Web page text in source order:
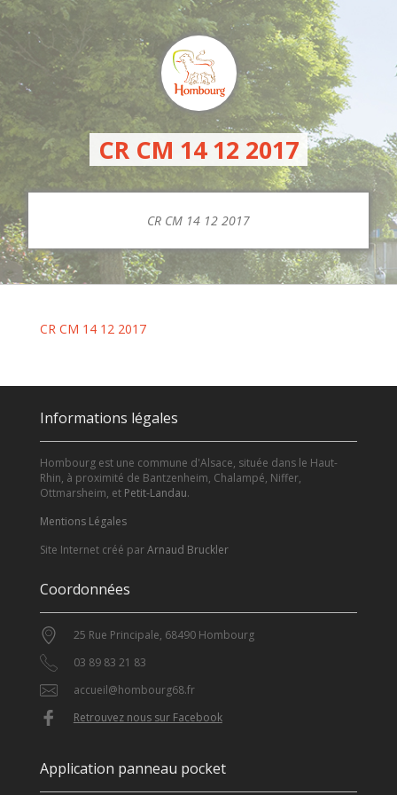
CR CM 14 12 2017
CR CM 14 12 2017
CR CM 14 12 2017
Informations légales
Hombourg est une commune d'Alsace, située dans le Haut-
Rhin, à proximité de Bantzenheim, Chalampé, Niffer,
Ottmarsheim, et Petit-Landau.
Mentions Légales
Site Internet créé parArnaud Bruckler
Coordonnées
25 Rue Principale, 68490 Hombourg
03 89 83 21 83
accueil@hombourg68.fr
Retrouvez nous sur Facebook
Application panneau pocket